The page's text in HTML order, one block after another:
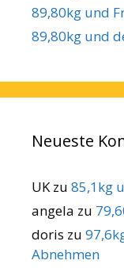
89,80kg und
89,80kg und
Neueste
UKzu 85,1kg
angela zu
doris zu
Abnehmen